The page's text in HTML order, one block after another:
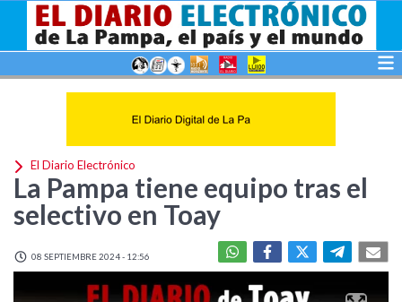
El Diario Electrónico
La Pampa tiene equipo tras el
selectivo en Toay
08 SEPTIEMBRE 2024 - 12:56